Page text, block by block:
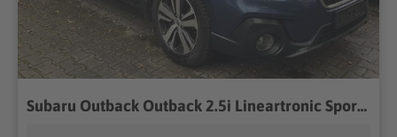
Subaru Outback Outback 2.5i Lineartronic Sport US-Model